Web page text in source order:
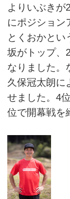
よりいぶきが
にポジション
とくおかとい
坂がトップ、
なりました。
久保冠太朗に
せました。4
位で開幕戦を